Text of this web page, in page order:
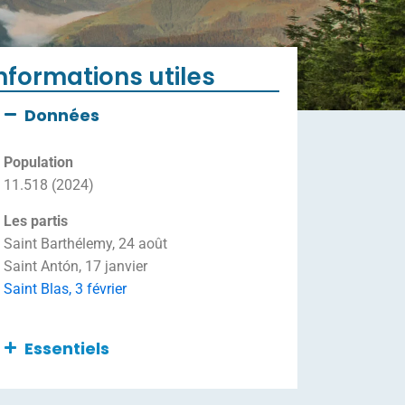
utiles
Données
Population
11.518 (2024)
Les partis
Saint Barthélemy, 24 août
Saint Antón, 17 janvier
Saint Blas, 3 février
Essentiels